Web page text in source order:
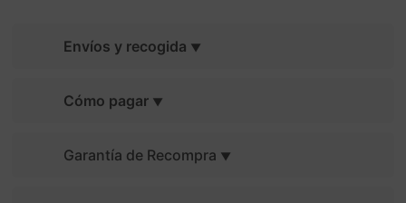
Envíos y recogida
Cómo pagar
Garantía de Recompra